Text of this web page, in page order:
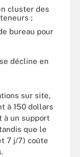
cluster des
;
bureau pour
décline en
sur site,
à 150 dollars
à un support
que le
7 j/7) coûte